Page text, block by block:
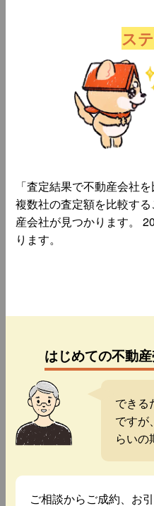
ス
「査定結果で不動産会社を
複数社の査定額を比較す
産会社が見つかります。
ります。
はじめての不動
できる
ですが
らいの
ご相談からご成約、お